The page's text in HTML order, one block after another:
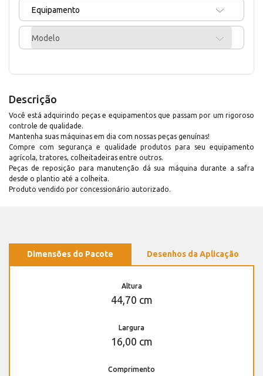
Equipamento
Modelo
Descrição
Você está adquirindo peças e equipamentos que passam por um rigoroso
controle de qualidade.
Mantenha suas máquinas em dia com nossas peças genuínas!
Compre com segurança e qualidade produtos para seu equipamento
agrícola, tratores, colheitadeiras entre outros.
Peças de reposição para manutenção dá sua máquina durante a safra
desde o plantio até a colheita.
Produto vendido por concessionário autorizado.
Dimensões do Pacote Desenhos da Aplicação
Altura
44,70 cm
Largura
16,00 cm
Comprimento